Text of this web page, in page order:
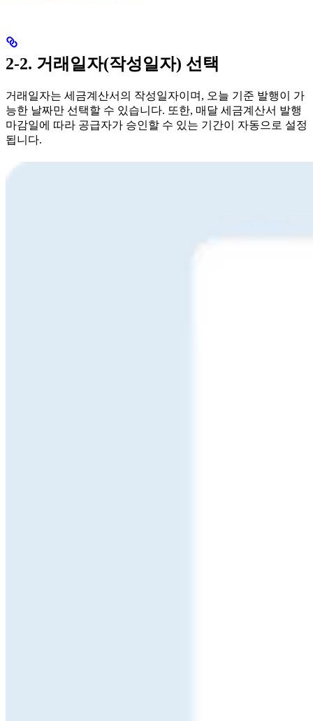
2-2. 거래일자(작성일자) 선택
거래일자는 세금계산서의 작성일자이며, 오늘 기준 발행이 가
능한 날짜만 선택할 수 있습니다. 또한, 매달 세금계산서 발행
마감일에 따라 공급자가 승인할 수 있는 기간이 자동으로 설정
됩니다.